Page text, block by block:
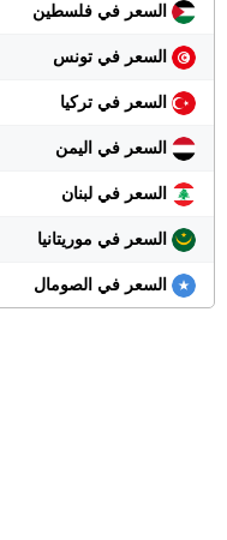
السعر في فلسطين
السعر في تونس
السعر في تركيا
السعر في اليمن
السعر في لبنان
السعر في موريتانيا
السعر في الصومال